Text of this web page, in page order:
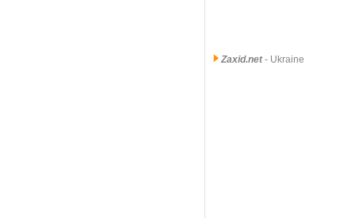
Zaxid.net- Ukraine